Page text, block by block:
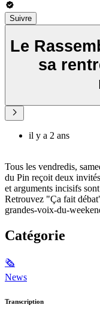
Suivre
Le
sa
il y a 2 ans
Tous les vendredis,
du Pin reçoit deux
et arguments incisifs
Retrouvez "Ça fait
grandes-voix-du-
Catégorie
🗞
News
Transcription